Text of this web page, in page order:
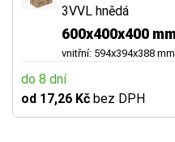
3VVL hnědá
600x400x400 mm
vnitřní: 594x394x388 mm
do 8 dní
od 17,26 Kč bez DPH